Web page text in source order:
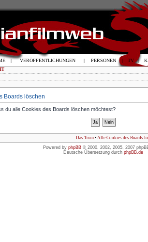
Boards löschen
du alle Cookies des Boards löschen möchtest?
Das Team • Alle Cookies des Boards
Powered by phpBB © 2000, 2002, 2005, 2007
Deutsche Übersetzung durch phpBB.de
| VERÖFFENTLICHUNGEN | PERSONEN | TV |